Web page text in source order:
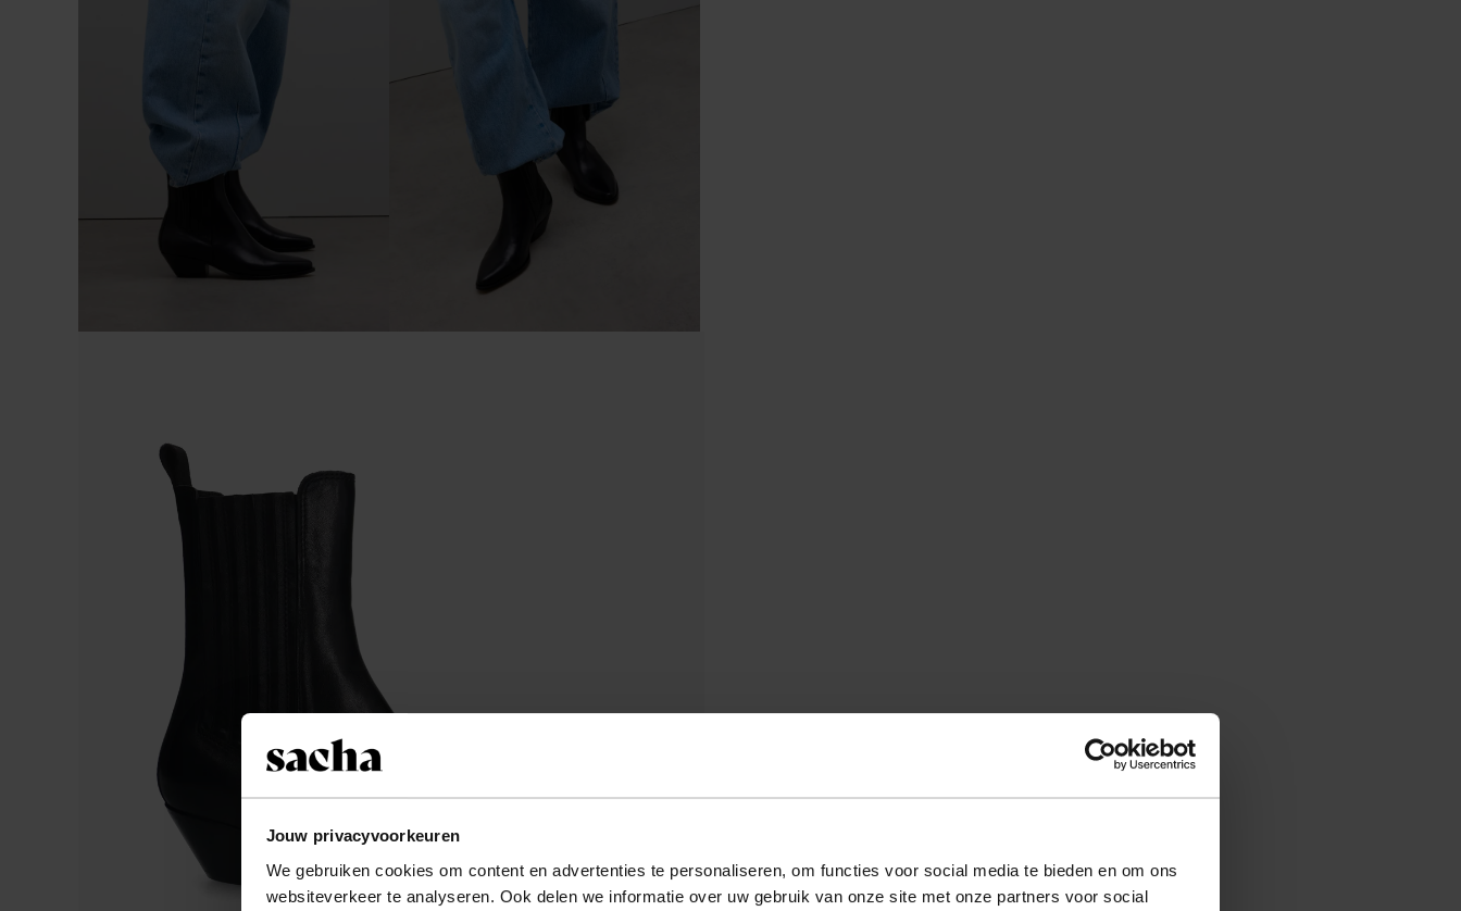
Jouw privacyvoorkeuren
We gebruiken cookies om content en advertenties te personaliseren, om functies voor social media te bieden en om ons
websiteverkeer te analyseren. Ook delen we informatie over uw gebruik van onze site met onze partners voor social